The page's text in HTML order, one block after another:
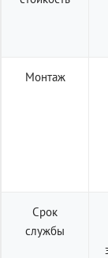
Монтаж
Срок
службы